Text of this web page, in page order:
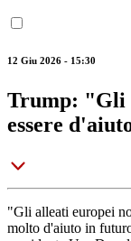
12 Giu 2026 - 15:30
Trump: "Gli
essere
"Gli alleati europei
molto d'aiuto in